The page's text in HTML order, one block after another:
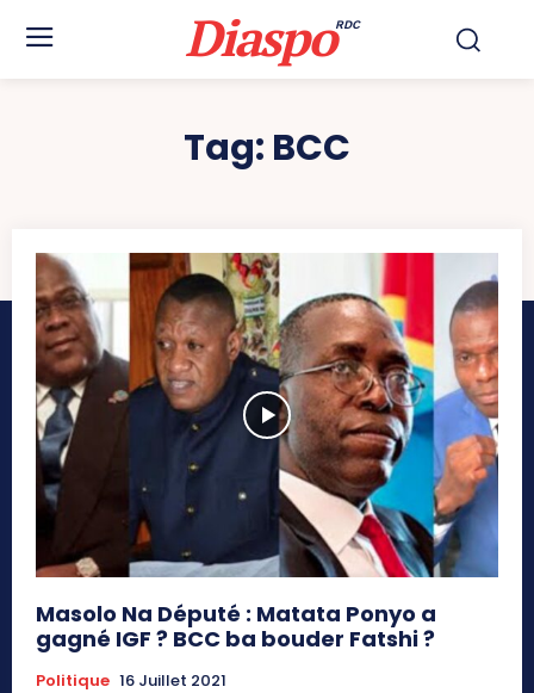
DiaspoRDC
Tag: BCC
Masolo Na Député : Matata Ponyo a
gagné IGF ? BCC ba bouder Fatshi ?
Politique 16 Juillet 2021